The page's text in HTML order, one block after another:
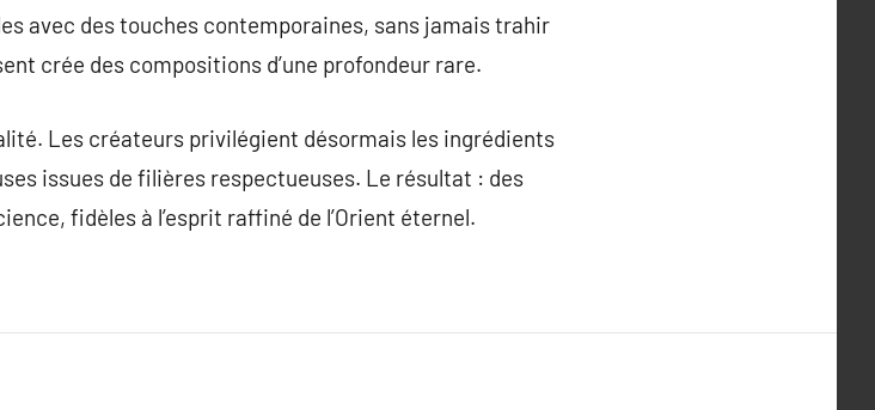
avec des touches contemporaines, sans jamais trahir
crée des compositions d’une profondeur rare.
Les créateurs privilégient désormais les ingrédients
issues de filières respectueuses. Le résultat : des
fidèles à l’esprit raffiné de l’Orient éternel.